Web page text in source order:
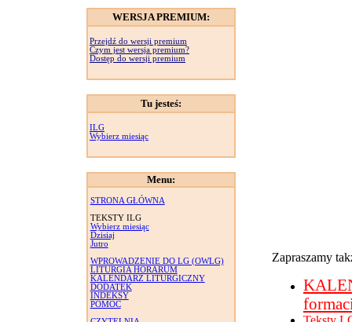
WERSJA PREMIUM:
Przejdź do wersji premium
Czym jest wersja premium?
Dostęp do wersji premium
Tu jesteś:
ILG
Wybierz miesiąc
Menu:
STRONA GŁÓWNA
TEKSTY ILG
Wybierz miesiąc
Dzisiaj
Jutro
WPROWADZENIE DO LG (OWLG)
LITURGIA HORARUM
KALENDARZ LITURGICZNY
DODATEK
INDEKSY
POMOC
Zapraszamy